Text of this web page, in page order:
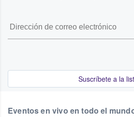
Suscríbete a la
Eventos en vivo en todo el